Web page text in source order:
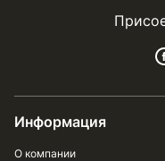
Информация
О компании